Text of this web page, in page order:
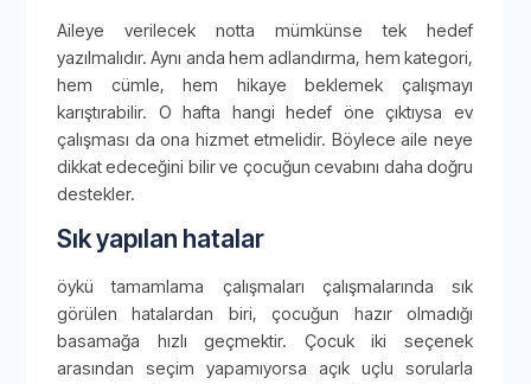
Aileye verilecek notta mümkünse tek hedef
yazılmalıdır. Aynı anda hem adlandırma, hem kategori,
hem cümle, hem hikaye beklemek çalışmayı
karıştırabilir. O hafta hangi hedef öne çıktıysa ev
çalışması da ona hizmet etmelidir. Böylece aile neye
dikkat edeceğini bilir ve çocuğun cevabını daha doğru
destekler.
Sık yapılan hatalar
öykü tamamlama çalışmaları çalışmalarında sık
görülen hatalardan biri, çocuğun hazır olmadığı
basamağa hızlı geçmektir. Çocuk iki seçenek
arasından seçim yapamıyorsa açık uçlu sorularla